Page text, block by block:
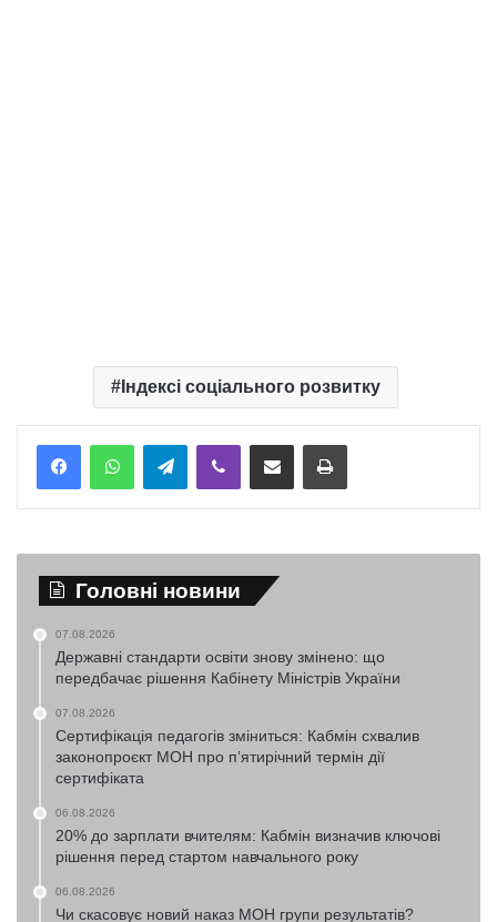
Індексі соціального розвитку
TelegramViber Надіслати електронною поштоюНадрукувати
Головні новини
07.08.2026
Державні стандарти освіти знову змінено: що
передбачає рішення Кабінету Міністрів України
07.08.2026
Сертифікація педагогів зміниться: Кабмін схвалив
законопроєкт МОН про п’ятирічний термін дії
сертифіката
06.08.2026
20% до зарплати вчителям: Кабмін визначив ключові
рішення перед стартом навчального року
06.08.2026
Чи скасовує новий наказ МОН групи результатів?